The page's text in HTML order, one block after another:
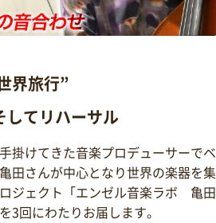
界旅行”
してリハーサル
掛けてきた音楽プロデューサーでベ
田さんが中心となり世界の楽器を集
ジェクト「エンゼル音楽ラボ 亀田
3回にわたりお届します。